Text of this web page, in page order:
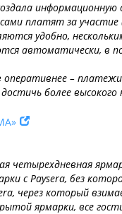
платят за
удобно,
автоматически, в
–
более
четырехдневная
с Paysera, без
через который
ярмарки, все